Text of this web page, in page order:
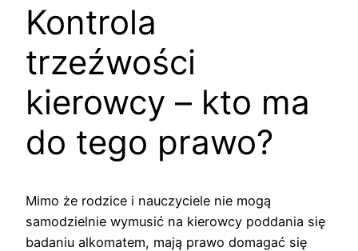
Kontrola
trzeźwości
kierowcy – kto ma
do tego prawo?
Mimo że rodzice i nauczyciele nie mogą
samodzielnie wymusić na kierowcy poddania się
badaniu alkomatem, mają prawo domagać się